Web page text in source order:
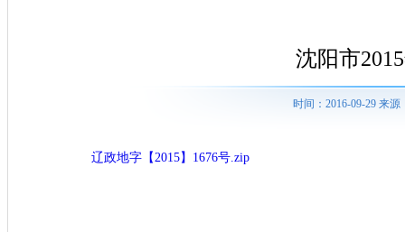
沈阳市
时间：2016-09-29 来
辽政地字【2015】1676号.zip